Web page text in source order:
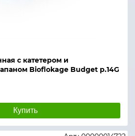
с катетером и
Bioflokage Budget р.14G
Купить